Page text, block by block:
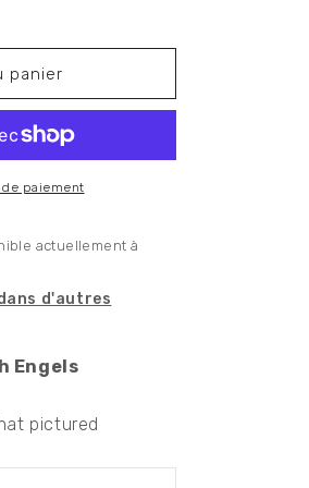
panier
paiement
actuellement à
d'autres
Engels
pictured